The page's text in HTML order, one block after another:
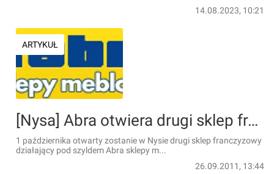
14.08.2023, 10:21
ARTYKUŁ
[Nysa] Abra otwiera drugi sklep franczyzowy
1 października otwarty zostanie w Nysie drugi sklep franczyzowy
działający pod szyldem Abra sklepy m...
26.09.2011, 13:44